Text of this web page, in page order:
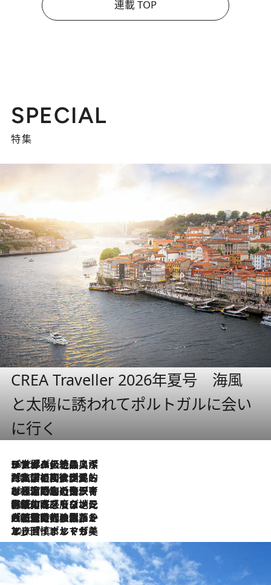
連載 TOP
SPECIAL
特集
CREA Traveller 2026年夏号 海風
と太陽に誘われてポルトガルに会い
に行く
2026.8.8
リスボンの絶品スイーツ「パステル・デ・ナタ」とは？ポルトガル伝統の奥深い世界へ
2026.7.27
「私の祖国はポルトガル語です」国民的詩人フェルナンド・ペソアと、彼が愛した文学の街を歩く
2026.7.26
ポルトガル近海が育む極上の海の幸。キリリと冷えた白ワインと愉しむ、シーフード専門店の贅沢
2026.7.22
伝統の味をモダンに昇華。高感度な地元客が集う、リスボンの最旬ガストロノミー
2026.7.21
大航海時代の栄華から、震災、独裁、そして革命へ。ポルトガル・首都リスボンの石畳に刻まれた「歴史の光と影」
2026.7.13
エッセイ・ヤマザキマリ「慎ましくも美しき国 ポルトガル」